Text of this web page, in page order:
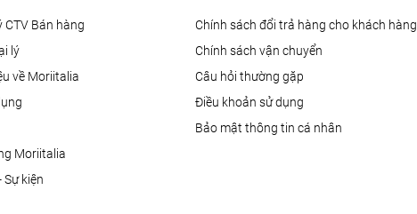
CTV Bán hàng
lý
về Moriitalia
Moriitalia
Sự kiện
Chính sách đổi trả hàng cho khách hàng
Chính sách vận chuyển
Câu hỏi thường gặp
Điều khoản sử dụng
Bảo mật thông tin cá nhân